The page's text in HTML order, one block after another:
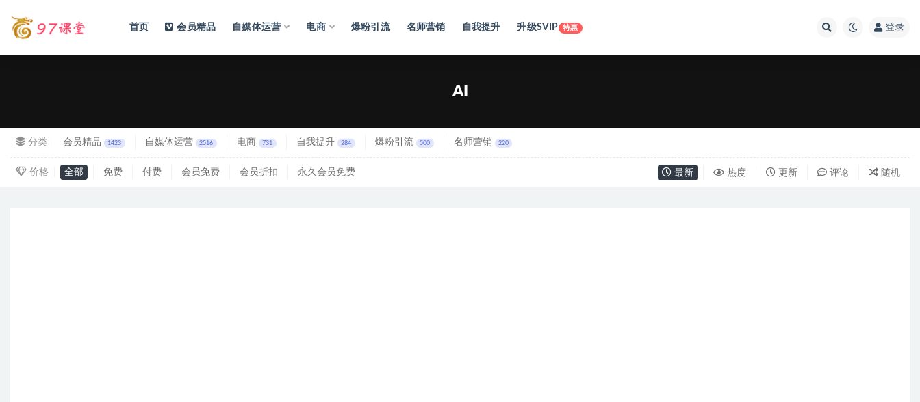
首页 会员精品 自媒体运营 电商 爆粉引流 名师营销 自我提升 升级SVIP 特惠 登录
AI
分类 会员精品 1423 自媒体运营 2516 电商 731 自我提升 284 爆粉引流 500 名师营销 220
价格 全部 免费 付费 会员免费 会员折扣 永久会员免费 最新 热度 更新 评论 随机